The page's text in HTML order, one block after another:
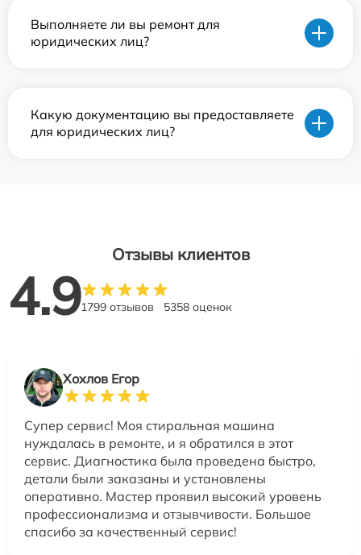
Выполняете ли вы ремонт для
юридических лиц?
Какую документацию вы предоставляете
для юридических лиц?
Отзывы клиентов
4.91799 отзывов 5358 оценок
Хохлов Егор
Супер сервис! Моя стиральная машина
нуждалась в ремонте, и я обратился в этот
сервис. Диагностика была проведена быстро,
детали были заказаны и установлены
оперативно. Мастер проявил высокий уровень
профессионализма и отзывчивости. Большое
спасибо за качественный сервис!